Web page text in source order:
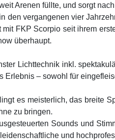
Arenen füllte, und sorgt
den vergangenen vier
FKP Scorpio seit ihrem
überhaupt.
Lichttechnik inkl.
Erlebnis – sowohl für
es meisterlich, das breite
zu bringen.
Sounds und
und